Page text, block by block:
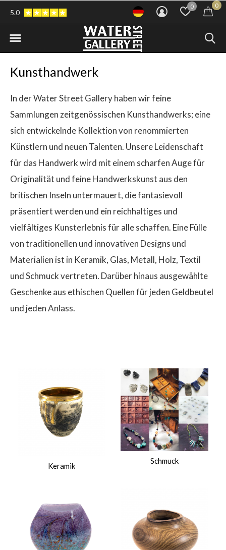
0 0
5.0
Kunsthandwerk
In der Water Street Gallery haben wir feine
Sammlungen zeitgenössischen Kunsthandwerks; eine
sich entwickelnde Kollektion von renommierten
Künstlern und neuen Talenten. Unsere Leidenschaft
für das Handwerk wird mit einem scharfen Auge für
Originalität und feine Handwerkskunst aus den
britischen Inseln untermauert, die fantasievoll
präsentiert werden und ein reichhaltiges und
vielfältiges Kunsterlebnis für alle schaffen. Eine Fülle
von traditionellen und innovativen Designs und
Materialien ist in Keramik, Glas, Metall, Holz, Textil
und Schmuck vertreten. Darüber hinaus ausgewählte
Geschenke aus ethischen Quellen für jeden Geldbeutel
und jeden Anlass.
Keramik
Schmuck